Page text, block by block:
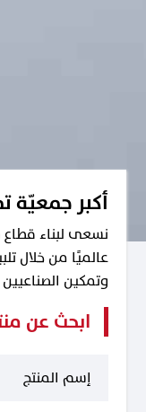
أكبر جمعيّة
نسعى لبناء
عالميًا من خلال
وتمكين
ابحث عن